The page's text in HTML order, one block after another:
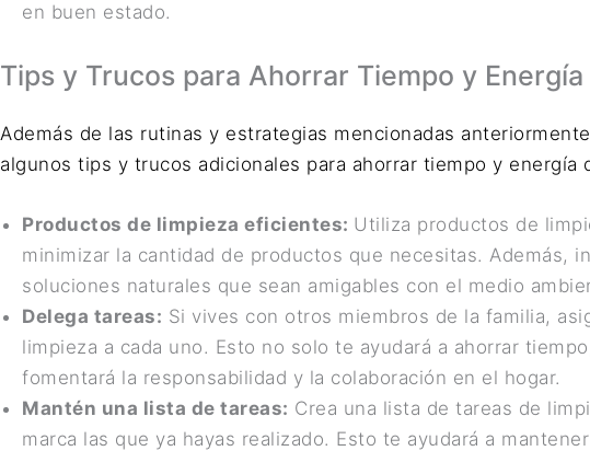
en buen estado.
Tips y Trucos para Ahorrar Tiempo y Energía
Además de las rutinas y estrategias mencionadas
algunos tips y trucos adicionales para ahorrar tiempo y energía
Productos de limpieza eficientes: Utiliza productos de
minimizar la cantidad de productos que necesitas. Además,
soluciones naturales que sean amigables con el medio
Delega tareas: Si vives con otros miembros de la familia,
limpieza a cada uno. Esto no solo te ayudará a ahorrar
fomentará la responsabilidad y la colaboración en el hogar.
Mantén una lista de tareas: Crea una lista de tareas de
marca las que ya hayas realizado. Esto te ayudará a